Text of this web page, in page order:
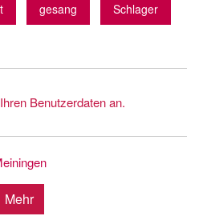
gesang Schlager
Benutzerdaten an.
Mehr